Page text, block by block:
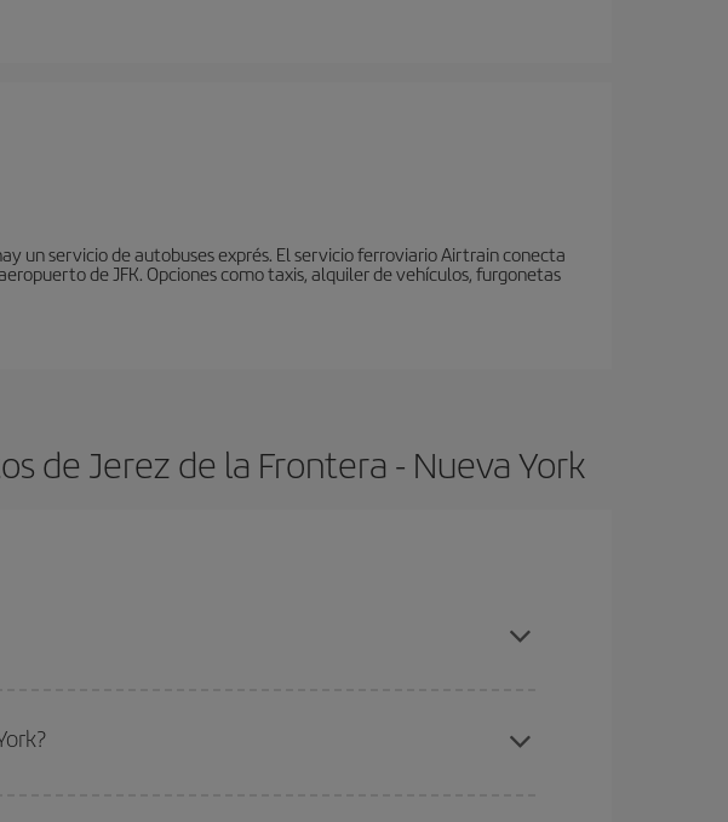
un servicio de autobuses exprés. El servicio ferroviario Airtrain conecta
de JFK. Opciones como taxis, alquiler de vehículos, furgonetas
de Jerez de la Frontera - Nueva York